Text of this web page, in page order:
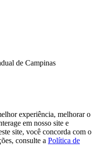
de Campinas
experiência, melhorar o
em nosso site e
site, você concorda com o
consulte a Política de